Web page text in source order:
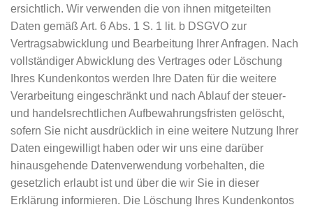
ersichtlich. Wir verwenden die von ihnen mitgeteilten
Daten gemäß Art. 6 Abs. 1 S. 1 lit. b DSGVO zur
Vertragsabwicklung und Bearbeitung Ihrer Anfragen. Nach
vollständiger Abwicklung des Vertrages oder Löschung
Ihres Kundenkontos werden Ihre Daten für die weitere
Verarbeitung eingeschränkt und nach Ablauf der steuer-
und handelsrechtlichen Aufbewahrungsfristen gelöscht,
sofern Sie nicht ausdrücklich in eine weitere Nutzung Ihrer
Daten eingewilligt haben oder wir uns eine darüber
hinausgehende Datenverwendung vorbehalten, die
gesetzlich erlaubt ist und über die wir Sie in dieser
Erklärung informieren. Die Löschung Ihres Kundenkontos